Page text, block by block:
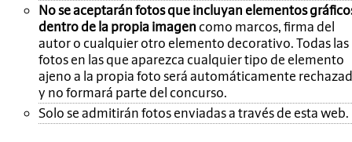
No se aceptarán fotos que incluyan elementos
dentro de la propia imagen como marcos, firma del
autor o cualquier otro elemento decorativo. Todas las
fotos en las que aparezca cualquier tipo de elemento
ajeno a la propia foto será automáticamente
y no formará parte del concurso.
Solo se admitirán fotos enviadas a través de esta web.